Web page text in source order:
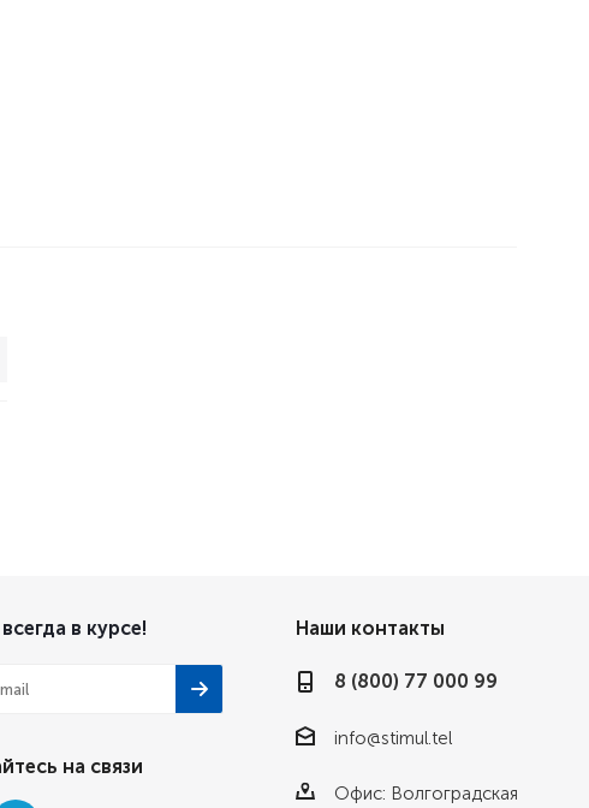
в курсе!
на связи
Наши контакты
8 (800) 77 000 99
info@stimul.tel
Офис: Волгоградская